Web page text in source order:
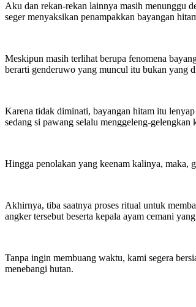
Aku dan rekan-rekan lainnya masih menunggu
seger menyaksikan penampakkan bayangan
Meskipun masih terlihat berupa fenomena
berarti genderuwo yang muncul itu bukan yang
Karena tidak diminati, bayangan hitam itu
sedang si pawang selalu menggeleng-
Hingga penolakan yang keenam kalinya, maka,
Akhirnya, tiba saatnya proses ritual untuk
angker tersebut beserta kepala ayam cemani
Tanpa ingin membuang waktu, kami segera
menebangi hutan.